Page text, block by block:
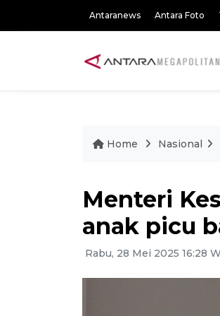
Antaranews Antara Foto
Home Nasional
Menteri
anak picu
Rabu, 28 Mei 2025 16:28